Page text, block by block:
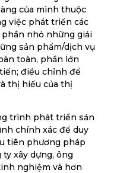
của mình thuộc
việc phát triển các
phần nhỏ những giải
sản phẩm/dịch vụ
toàn, phần lớn
điều chỉnh để
thị hiếu của thị
trình phát triển sản
chính xác để duy
tiên phương pháp
xây dựng, ông
nghiệm và hơn